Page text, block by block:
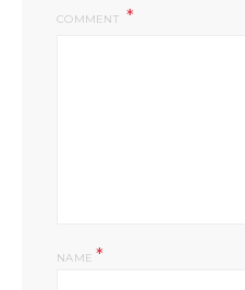
COMMENT
NAME*